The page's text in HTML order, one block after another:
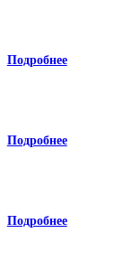
Подробнее
Подробнее
Подробнее